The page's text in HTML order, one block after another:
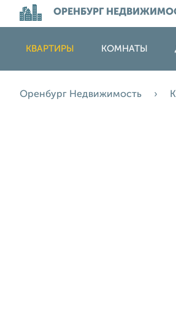
ОРЕНБУРГ
КВАРТИРЫ КОМНАТЫ
Оренбург Недвижимость